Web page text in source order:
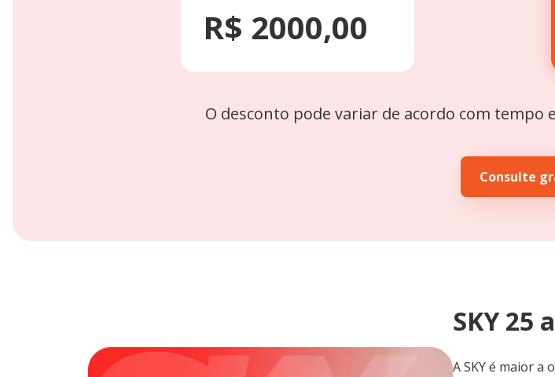
R$ 2000,00
O desconto pode variar de acordo com tempo
Consulte
SKY 25
A SKY é maior a